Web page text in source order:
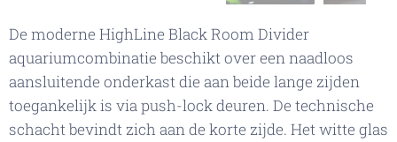
De moderne HighLine Black Room Divider
aquariumcombinatie beschikt over een naadloos
aansluitende onderkast die aan beide lange zijden
toegankelijk is via push-lock deuren. De technische
schacht bevindt zich aan de korte zijde. Het witte glas